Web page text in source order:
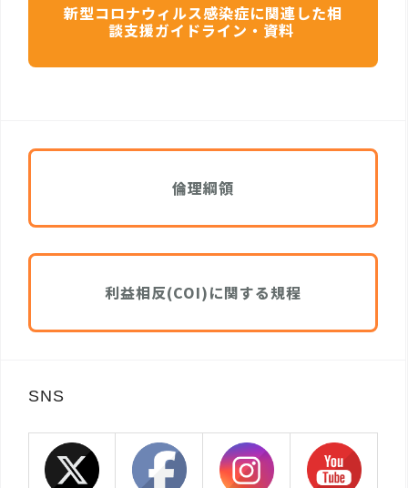
新型コロナウィルス感染症に関連した相
談支援ガイドライン・資料
倫理綱領
利益相反(COI)に関する規程
SNS